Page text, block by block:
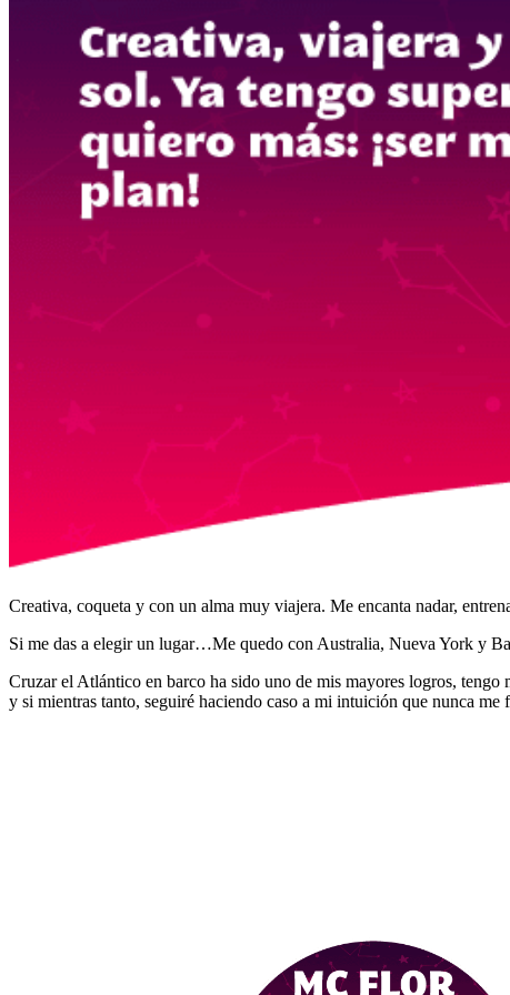
Creativa, coqueta y con un alma muy viajera. Me encanta nadar,
Si me das a elegir un lugar…Me quedo con Australia, Nueva York y
Cruzar el Atlántico en barco ha sido uno de mis mayores logros,
y si mientras tanto, seguiré haciendo caso a mi intuición que nunca